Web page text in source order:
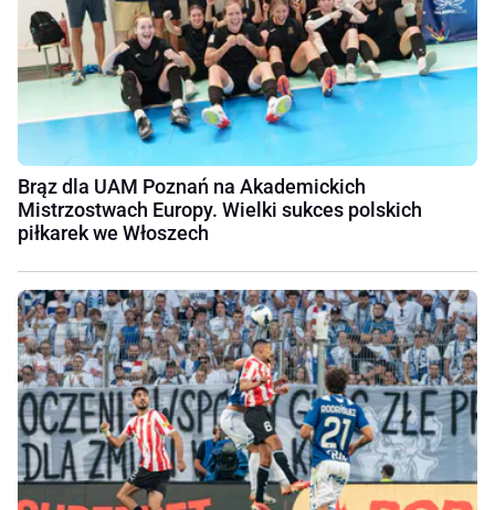
Brąz dla UAM Poznań na Akademickich
Mistrzostwach Europy. Wielki sukces polskich
piłkarek we Włoszech